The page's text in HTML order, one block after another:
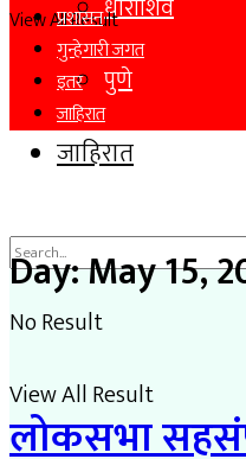
धाराशिव
पुणे
जाहिरात
No Result
View All Result
View All Result
प्रशासन
गुन्हेगारी जगत
इतर
जाहिरात
Day:May 15,
लोकसभा